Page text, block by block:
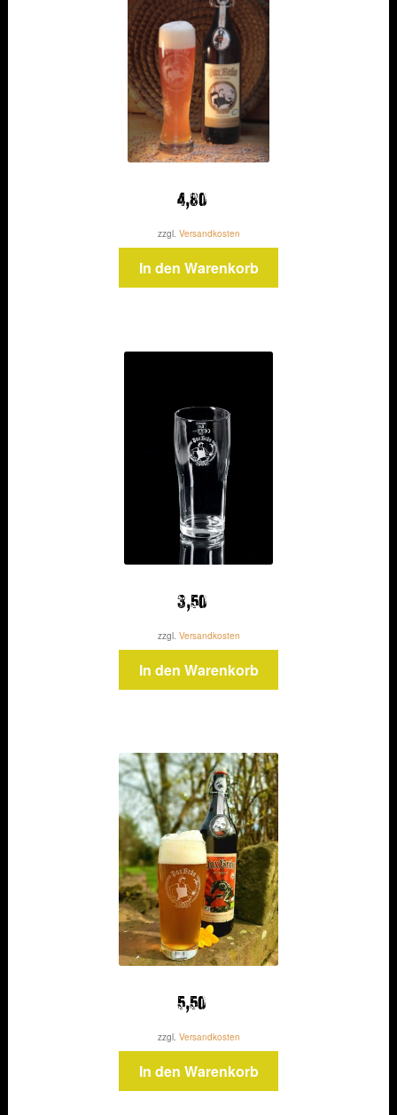
4,80
zzgl. Versandkosten
In den Warenkorb
3,50
zzgl. Versandkosten
In den Warenkorb
5,50
zzgl. Versandkosten
In den Warenkorb